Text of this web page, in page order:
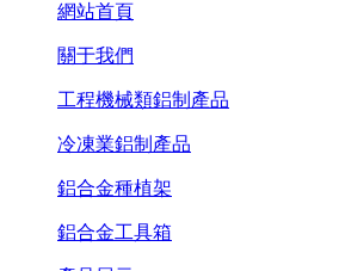
網站首頁
關于我們
工程機械類鋁制產品
冷凍業鋁制產品
鋁合金種植架
鋁合金工具箱